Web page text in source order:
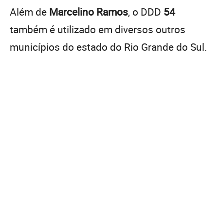
Além de Marcelino Ramos, o DDD 54
também é utilizado em diversos outros
municípios do estado do Rio Grande do Sul.